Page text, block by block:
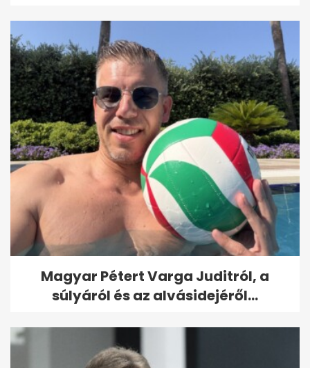
Magyar Pétert Varga Juditról, a
súlyáról és az alvásidejéről...